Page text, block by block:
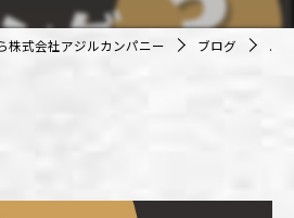
株式会社アジルカンパニー ブログ .